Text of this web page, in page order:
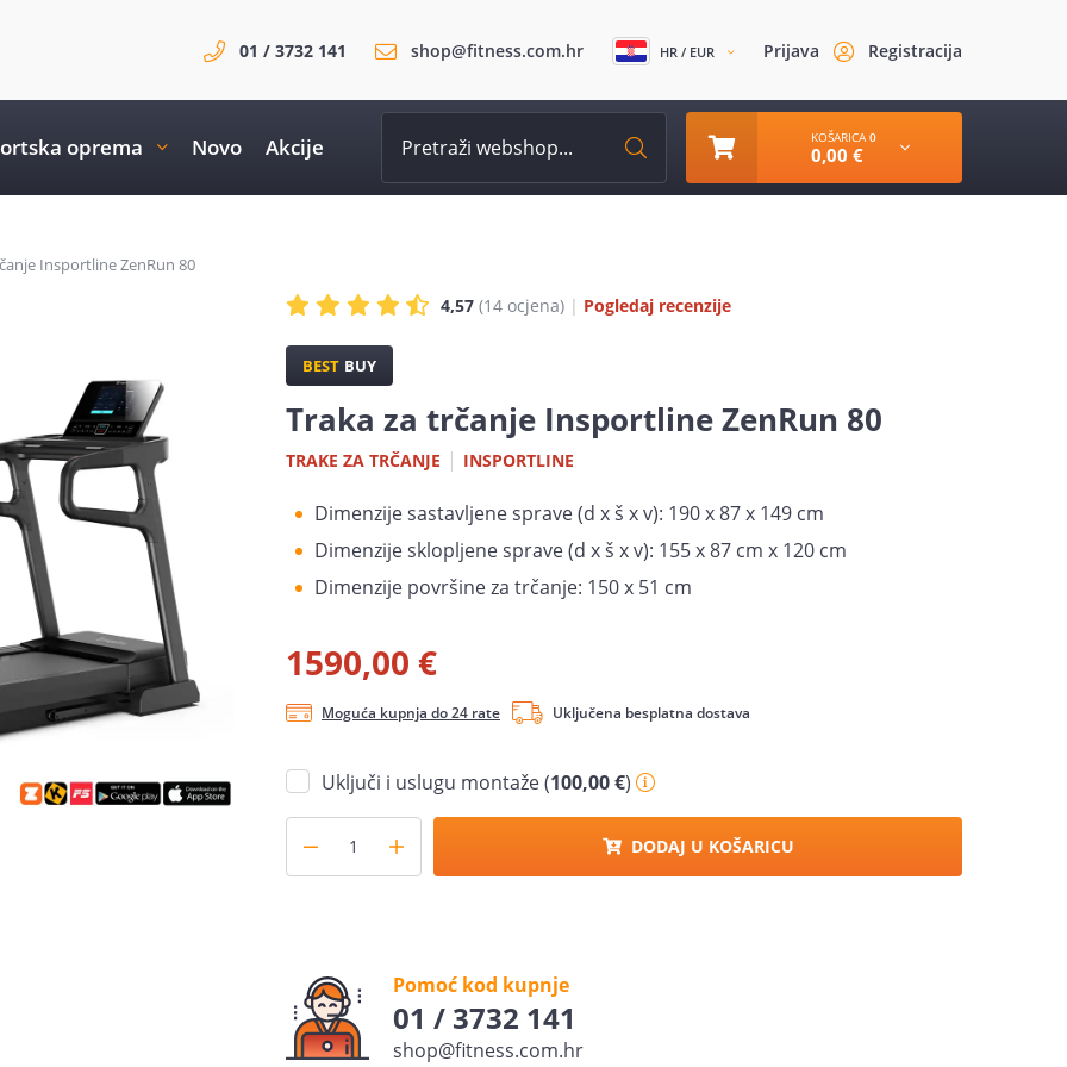
01 / 3732 141 shop@fitness.com.hr HR / EUR Prijava Registracija
oprema Novo Akcije KOŠARICA 0
0,00 €
Insportline ZenRun 80
4,57 (14 ocjena) | Pogledaj recenzije
BEST BUY
Traka za trčanje Insportline ZenRun 80
TRAKE ZA TRČANJE | INSPORTLINE
Dimenzije sastavljene sprave (d x š x v): 190 x 87 x 149 cm
Dimenzije sklopljene sprave (d x š x v): 155 x 87 cm x 120 cm
Dimenzije površine za trčanje: 150 x 51 cm
1590,00 €
Moguća kupnja do 24 rate Uključena besplatna dostava
Uključi i uslugu montaže (100,00 €)
DODAJ U KOŠARICU
Pomoć kod kupnje
01 / 3732 141
shop@fitness.com.hr